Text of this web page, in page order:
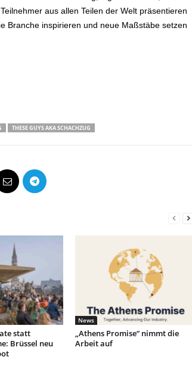
aus allen Teilen der Welt präsentieren
Branche inspirieren und neue Maßstäbe setzen
THESE GUYS AKA SCHACHZUG
statt
Brüssel neu
News
„Athens Promise“ nimmt die
Arbeit auf